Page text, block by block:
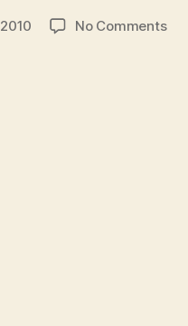
No Commentson